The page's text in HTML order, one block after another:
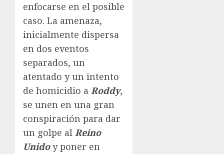
enfocarse en el posible
caso. La amenaza,
inicialmente dispersa
en dos eventos
separados, un
atentado y un intento
de homicidio a Roddy,
se unen en una gran
conspiración para dar
un golpe al Reino
Unidoy poner en